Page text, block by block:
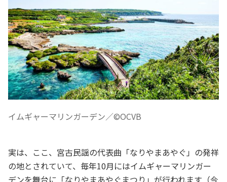
イムギャーマリンガーデン／©OCVB
実は、ここ、宮古民謡の代表曲「なりやまあやぐ」の発祥
の地とされていて、毎年10月にはイムギャーマリンガー